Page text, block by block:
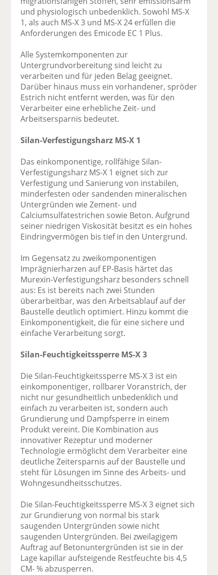
und physiologisch unbedenklich. Sowohl MS-X
1, als auch MS-X 3 und MS-X 24 erfüllen die
Anforderungen des Emicode EC 1 Plus.
Alle Systemkomponenten zur
Untergrundvorbereitung sind leicht zu
verarbeiten und für jeden Belag geeignet.
Darüber hinaus muss ein vorhandener, spröder
Estrich nicht entfernt werden, was für den
Verarbeiter eine erhebliche Zeit- und
Arbeitsersparnis bedeutet.
Silan-Verfestigungsharz MS-X 1
Das einkomponentige, rollfähige Silan-
Verfestigungsharz MS-X 1 eignet sich zur
Verfestigung und Sanierung von instabilen,
minderfesten oder sandenden mineralischen
Untergründen wie Zement- und
Calciumsulfatestrichen sowie Beton. Aufgrund
seiner niedrigen Viskosität besitzt es ein hohes
Eindringvermögen bis tief in den Untergrund.
Im Gegensatz zu zweikomponentigen
Imprägnierharzen auf EP-Basis härtet das
Murexin-Verfestigungsharz besonders schnell
aus: Es ist bereits nach zwei Stunden
überarbeitbar, was den Arbeitsablauf auf der
Baustelle deutlich optimiert. Hinzu kommt die
Einkomponentigkeit, die für eine sichere und
einfache Verarbeitung sorgt.
Silan-Feuchtigkeitssperre MS-X 3
Die Silan-Feuchtigkeitssperre MS-X 3 ist ein
einkomponentiger, rollbarer Voranstrich, der
nicht nur gesundheitlich unbedenklich und
einfach zu verarbeiten ist, sondern auch
Grundierung und Dampfsperre in einem
Produkt vereint. Die Kombination aus
innovativer Rezeptur und moderner
Technologie ermöglicht dem Verarbeiter eine
deutliche Zeitersparnis auf der Baustelle und
steht für Lösungen im Sinne des Arbeits- und
Wohngesundheitsschutzes.
Die Silan-Feuchtigkeitssperre MS-X 3 eignet sich
zur Grundierung von normal bis stark
saugenden Untergründen sowie nicht
saugenden Untergründen. Bei zweilagigem
Auftrag auf Betonuntergründen ist sie in der
Lage kapillar aufsteigende Restfeuchte bis 4,5
CM- % abzusperren.